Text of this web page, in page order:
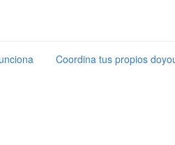
Coordina tus propios